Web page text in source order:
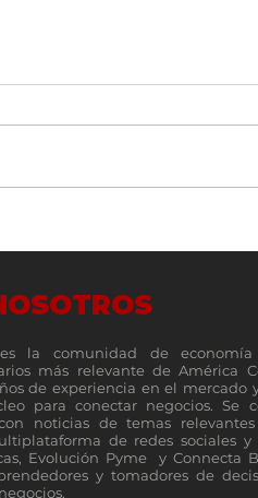
plegables Galaxy Z
es la comunidad de
más relevante de América
de experiencia en el mercado
para conectar negocios. Se
noticias de temas
de redes sociales y
Evolución Pyme y Connecta
y tomadores de